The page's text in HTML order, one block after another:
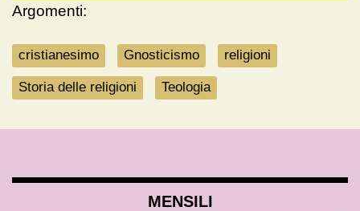
Argomenti:
cristianesimo Gnosticismo religioni
Storia delle religioni Teologia
MENSILI